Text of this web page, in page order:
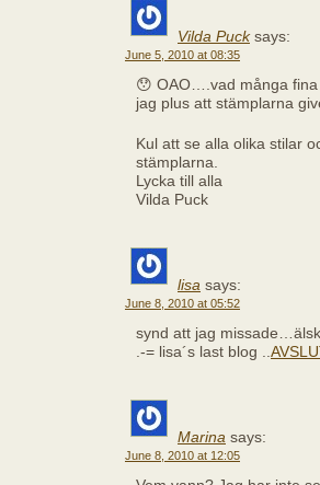
Vilda Puck says:
June 5, 2010 at 08:35
😯 OAO….vad många
jag plus att stämplarna
Kul att se alla olika stilar
stämplarna.
Lycka till alla
Vilda Puck
lisa says:
June 8, 2010 at 05:52
synd att jag
.-= lisa´s last blog ..
Marina says:
June 8, 2010 at 12:05